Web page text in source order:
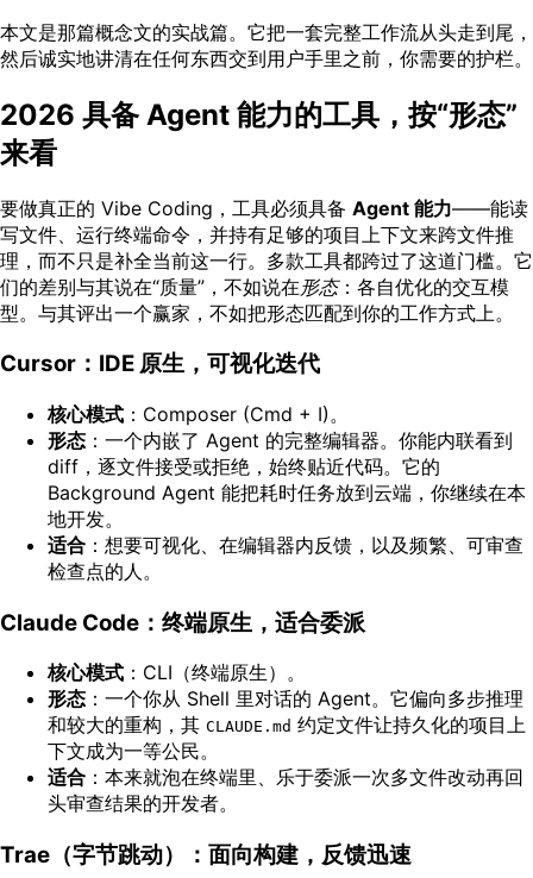
本文是那篇概念文的实战篇。它把一套完整工作流从头走到尾，
然后诚实地讲清在任何东西交到用户手里之前，你需要的护栏。
2026 具备 Agent 能力的工具，按“形态”
来看
要做真正的 Vibe Coding，工具必须具备 Agent 能力——能读
写文件、运行终端命令，并持有足够的项目上下文来跨文件推
理，而不只是补全当前这一行。多款工具都跨过了这道门槛。它
们的差别与其说在“质量”，不如说在形态：各自优化的交互模
型。与其评出一个赢家，不如把形态匹配到你的工作方式上。
Cursor：IDE 原生，可视化迭代
核心模式 ：Composer (Cmd + I)。
形态 ：一个内嵌了 Agent 的完整编辑器。你能内联看到
diff，逐文件接受或拒绝，始终贴近代码。它的
Background Agent 能把耗时任务放到云端，你继续在本
地开发。
适合 ：想要可视化、在编辑器内反馈，以及频繁、可审查
检查点的人。
Claude Code：终端原生，适合委派
核心模式 ：CLI（终端原生）。
形态 ：一个你从 Shell 里对话的 Agent。它偏向多步推理
和较大的重构，其 CLAUDE.md 约定文件让持久化的项目上
下文成为一等公民。
适合 ：本来就泡在终端里、乐于委派一次多文件改动再回
头审查结果的开发者。
Trae（字节跳动）：面向构建，反馈迅速